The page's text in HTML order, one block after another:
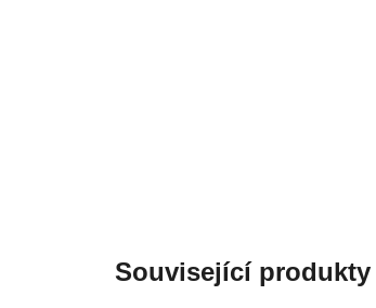
Související produkty